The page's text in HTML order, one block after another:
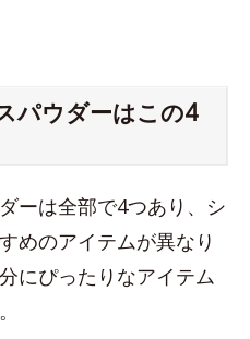
パウダーはこの4
ーは全部で4つあり、シ
めのアイテムが異なり
にぴったりなアイテム